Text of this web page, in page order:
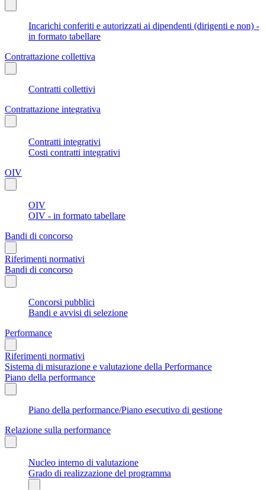
Incarichi conferiti e autorizzati ai dipendenti (dirigenti e non) -
in formato tabellare
Contrattazione collettiva
Contratti collettivi
Contrattazione integrativa
Contratti integrativi
Costi contratti integrativi
OIV
OIV
OIV - in formato tabellare
Bandi di concorso
Riferimenti normativi
Bandi di concorso
Concorsi pubblici
Bandi e avvisi di selezione
Performance
Riferimenti normativi
Sistema di misurazione e valutazione della Performance
Piano della performance
Piano della performance/Piano esecutivo di gestione
Relazione sulla performance
Nucleo interno di valutazione
Grado di realizzazione del programma